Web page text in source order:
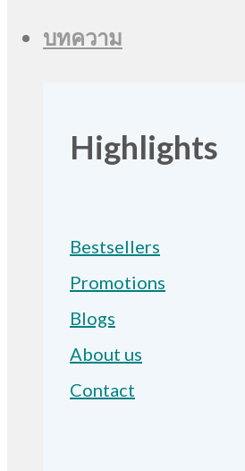
บทความ
Highlights
Bestsellers
Promotions
Blogs
About us
Contact